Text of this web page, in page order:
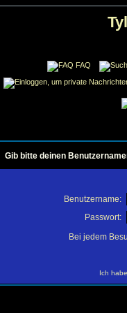
FAQ
Gib bitte deinen
Benutzername:
Passwort:
Bei jedem
Ich